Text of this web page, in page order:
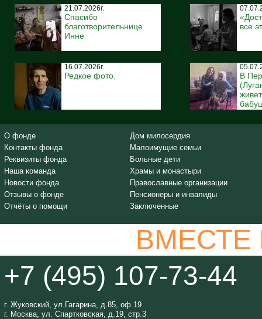
21.07.2026г.
Спасибо
благотворительнице
Инне
16.07.2026г.
Редкое фото.
все
В
О фонде
Контакты фонда
Реквизиты фонда
Наша команда
Новости фонда
Отзывы о фонде
Отчёты о помощи
Дом милосердия
Малоимущие семьи
Больные дети
Храмы и монастыри
Православные организации
Пенсионеры и инвалиды
Заключенные
+7 (495) 107-73-44
г. Жуковский, ул.Гагарина, д.85, оф.19
г. Москва, ул. Спартковская, д.19, стр.3